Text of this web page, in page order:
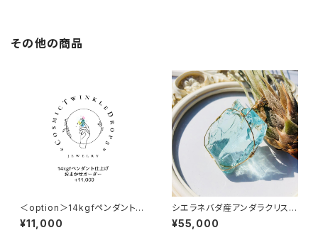
その他の商品
＜option＞14kgfペンダント仕
上げ★ おまかせオーダー +11,
000円
¥11,000
シエラネバダ産アンダラクリスタ
ル★宝石質～Gem Cyan Ang
el～【世界で1つだけのアンダラ
¥55,000